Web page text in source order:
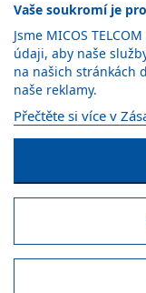
OCHRANA
NASTAVENÍ
KATALOG
Facebook
Vaše soukromí je
Jsme MICOS
údaji, aby naše
na našich stránkách
naše reklamy.
Přečtěte si více v